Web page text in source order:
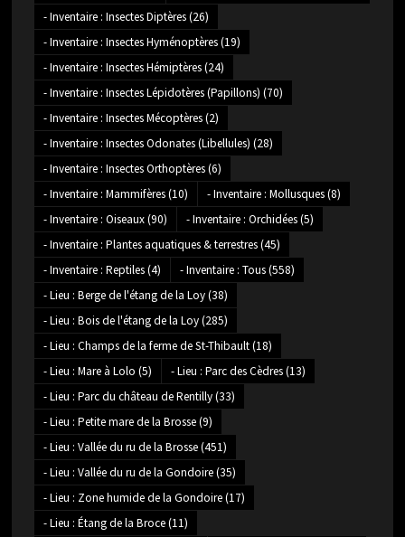
- Inventaire : Insectes Diptères(26)
- Inventaire : Insectes Hyménoptères(19)
- Inventaire : Insectes Hémiptères(24)
- Inventaire : Insectes Lépidotères (Papillons) (70)
- Inventaire : Insectes Mécoptères(2)
- Inventaire : Insectes Odonates (Libellules) (28)
- Inventaire : Insectes Orthoptères(6)
- Inventaire : Mammifères(10) - Inventaire : Mollusques(8)
- Inventaire : Oiseaux(90) - Inventaire : Orchidées(5)
- Inventaire : Plantes aquatiques & terrestres(45)
- Inventaire : Reptiles(4) - Inventaire : Tous(558)
- Lieu : Berge de l'étang de la Loy(38)
- Lieu : Bois de l'étang de la Loy(285)
- Lieu : Champs de la ferme de St-Thibault(18)
- Lieu : Mare à Lolo (5) - Lieu : Parc des Cèdres(13)
- Lieu : Parc du château de Rentilly(33)
- Lieu : Petite mare de la Brosse(9)
- Lieu : Vallée du ru de la Brosse(451)
- Lieu : Vallée du ru de la Gondoire(35)
- Lieu : Zone humide de la Gondoire(17)
- Lieu : Étang de la Broce(11)